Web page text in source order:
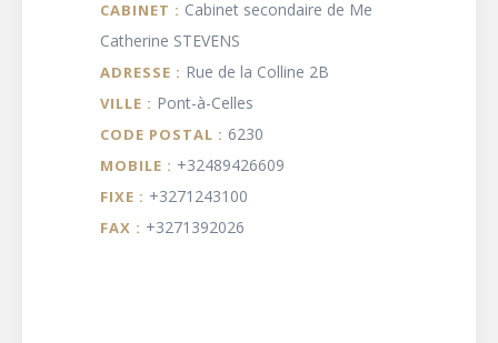
CABINET : Cabinet secondaire de Me
Catherine STEVENS
ADRESSE : Rue de la Colline 2B
VILLE : Pont-à-Celles
CODE POSTAL : 6230
MOBILE : +32489426609
FIXE : +3271243100
FAX : +3271392026